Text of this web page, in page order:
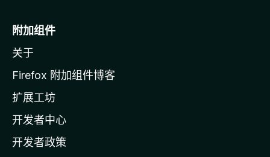
o
i
l
a
主
页
附加组件
关于
Firefox 附加组件博客
扩展工坊
开发者中心
开发者政策